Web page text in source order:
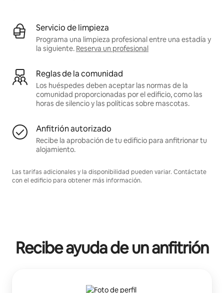
Servicio de limpieza
Programa una limpieza profesional entre una estadía y
la siguiente. Reserva un profesional
Reglas de la comunidad
Los huéspedes deben aceptar las normas de la
comunidad proporcionadas por el edificio, como las
horas de silencio y las políticas sobre mascotas.
Anfitrión autorizado
Recibe la aprobación de tu edificio para anfitrionar tu
alojamiento.
Las tarifas adicionales y la disponibilidad pueden variar. Contáctate
con el edificio para obtener más información.
Recibe ayuda de un anfitrión